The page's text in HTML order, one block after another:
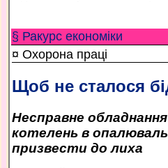
§ Ракурс економiки
¤ Охорона праці
Щоб не сталося
Несправне
котелень в
призвести до лиха